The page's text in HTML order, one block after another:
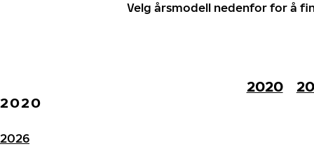
Velg årsmodell nedenfor for å
2020
2020
2026